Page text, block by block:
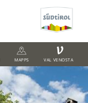
MAPPS
V
VAL VENOSTA